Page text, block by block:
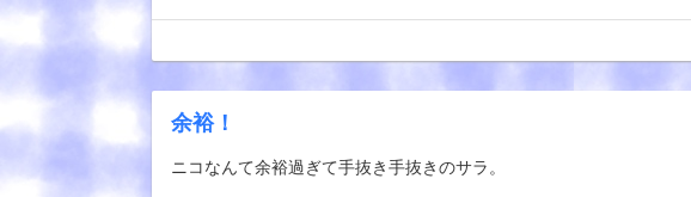
余裕！
ニコなんて余裕過ぎて手抜き手抜きのサラ。